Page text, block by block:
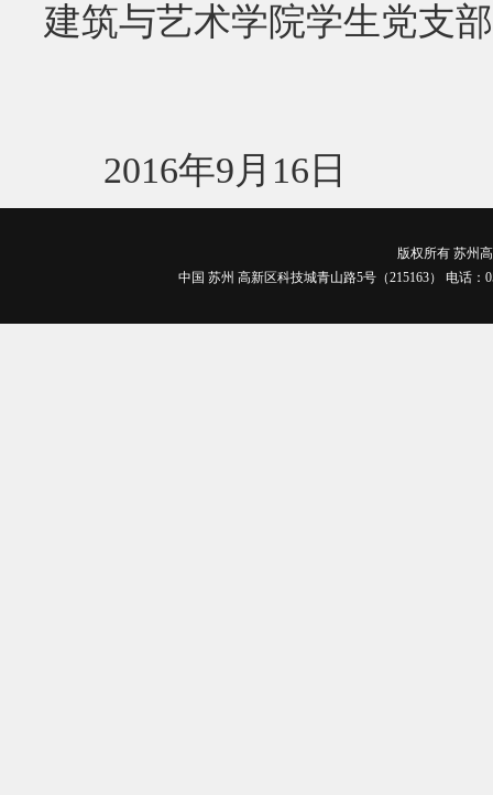
建筑与艺术学院学生党支部
2016年9月16日
版权所有 苏州
中国 苏州 高新区科技城青山路5号（215163） 电话：